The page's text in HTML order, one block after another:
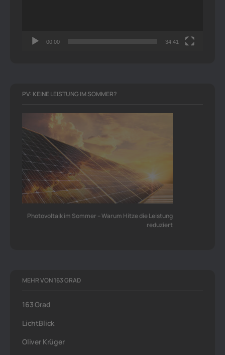
00:00 34:41
PV: KEINE LEISTUNG IM SOMMER?
Photovoltaik im Sommer – Warum Hitze die Leistung
reduziert
MEHR VON 163 GRAD
163 Grad
LichtBlick
Oliver Krüger